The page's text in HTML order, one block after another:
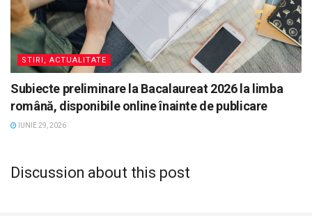
STIRI, ACTUALITATE
Subiecte preliminare la Bacalaureat 2026 la limba
română, disponibile online înainte de publicare
IUNIE 29, 2026
Discussion about this post